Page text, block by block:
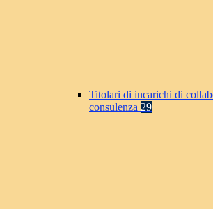
Titolari di incarichi di
consulenza 29